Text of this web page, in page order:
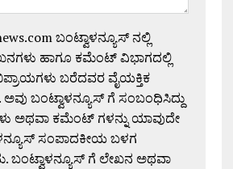
ಬಂಟ್ವಾಳನ್ಯೂಸ್ ನಲ್ಲಿ
ಹಾಗೂ ಕಮೆಂಟ್ ವಿಭಾಗದಲ್ಲಿ
ಬರೆದವರ ವೈಯಕ್ತಿಕ
ಬಂಟ್ವಾಳನ್ಯೂಸ್ ಗೆ ಸಂಬಂಧಿಸಿದ್ದು
ಅಥವಾ ಕಮೆಂಟ್ ಗಳನ್ನು ಯಾವುದೇ
ಸಂಪಾದಕೀಯ ಬಳಗ
ಬಂಟ್ವಾಳನ್ಯೂಸ್ ಗೆ ಲೇಖನ ಅಥವಾ